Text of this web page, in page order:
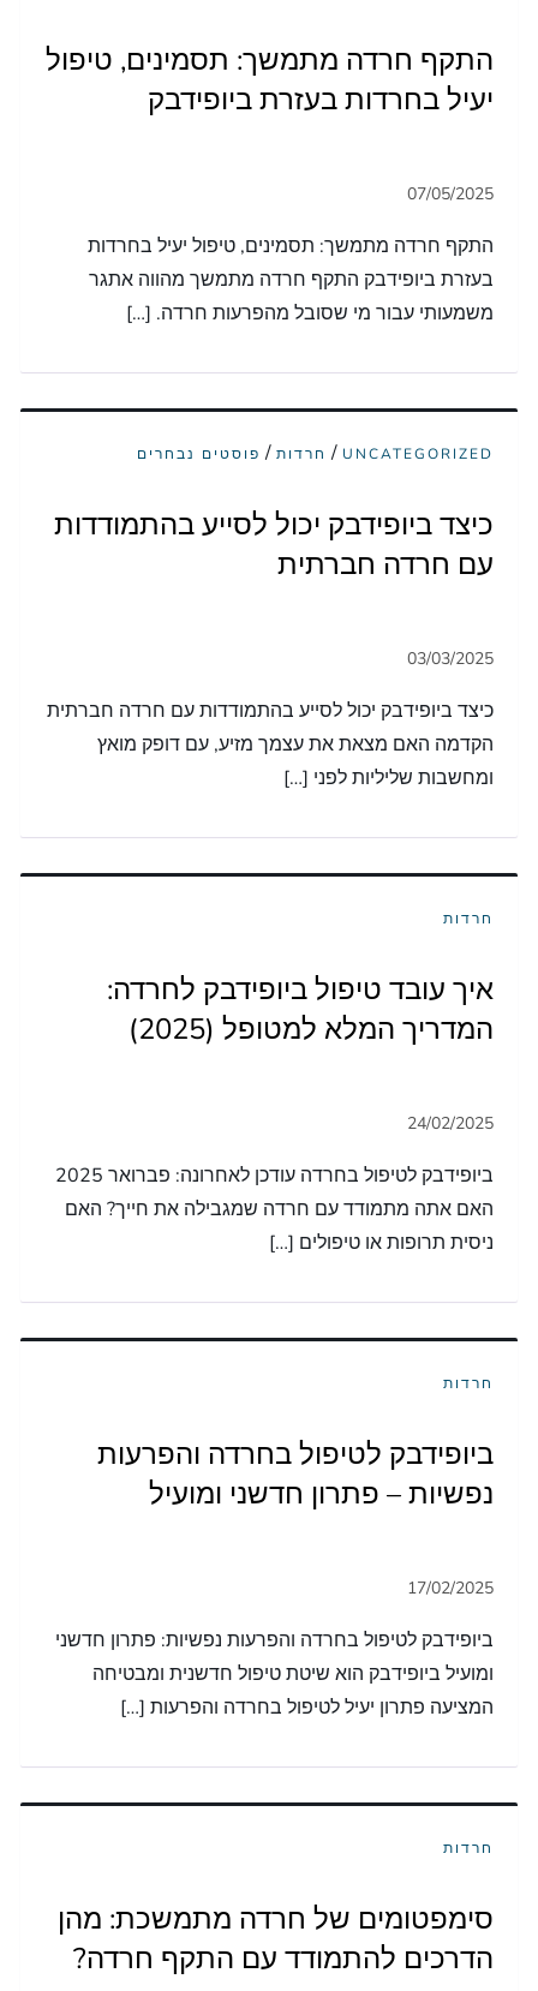
התקף חרדה מתמשך: תסמינים, טיפול
יעיל בחרדות בעזרת ביופידבק
התקף חרדה מתמשך: תסמינים, טיפול יעיל בחרדות
בעזרת ביופידבק התקף חרדה מתמשך מהווה אתגר
משמעותי עבור מי שסובל מהפרעות חרדה. […]
UNCATEGORIZED
/ חרדות / פוסטים נבחרים
כיצד ביופידבק יכול לסייע בהתמודדות
עם חרדה חברתית
כיצד ביופידבק יכול לסייע בהתמודדות עם חרדה חברתית
הקדמה האם מצאת את עצמך מזיע, עם דופק מואץ
ומחשבות שליליות לפני […]
חרדות
איך עובד טיפול ביופידבק לחרדה:
המדריך המלא למטופל (2025)
ביופידבק לטיפול בחרדה עודכן לאחרונה: פברואר 2025
האם אתה מתמודד עם חרדה שמגבילה את חייך? האם
ניסית תרופות או טיפולים […]
חרדות
ביופידבק לטיפול בחרדה והפרעות
נפשיות – פתרון חדשני ומועיל
ביופידבק לטיפול בחרדה והפרעות נפשיות: פתרון חדשני
ומועיל ביופידבק הוא שיטת טיפול חדשנית ומבטיחה
המציעה פתרון יעיל לטיפול בחרדה והפרעות […]
חרדות
סימפטומים של חרדה מתמשכת: מהן
הדרכים להתמודד עם התקף חרדה?